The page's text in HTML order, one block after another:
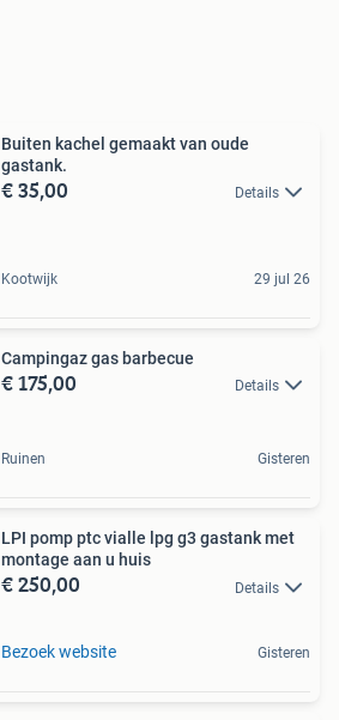
Buiten kachel gemaakt van oude
gastank.
€ 35,00 Details
Kootwijk 29 jul 26
Campingaz gas barbecue
€ 175,00 Details
Ruinen Gisteren
LPI pomp ptc vialle lpg g3 gastank met
montage aan u huis
€ 250,00 Details
Bezoek website Gisteren